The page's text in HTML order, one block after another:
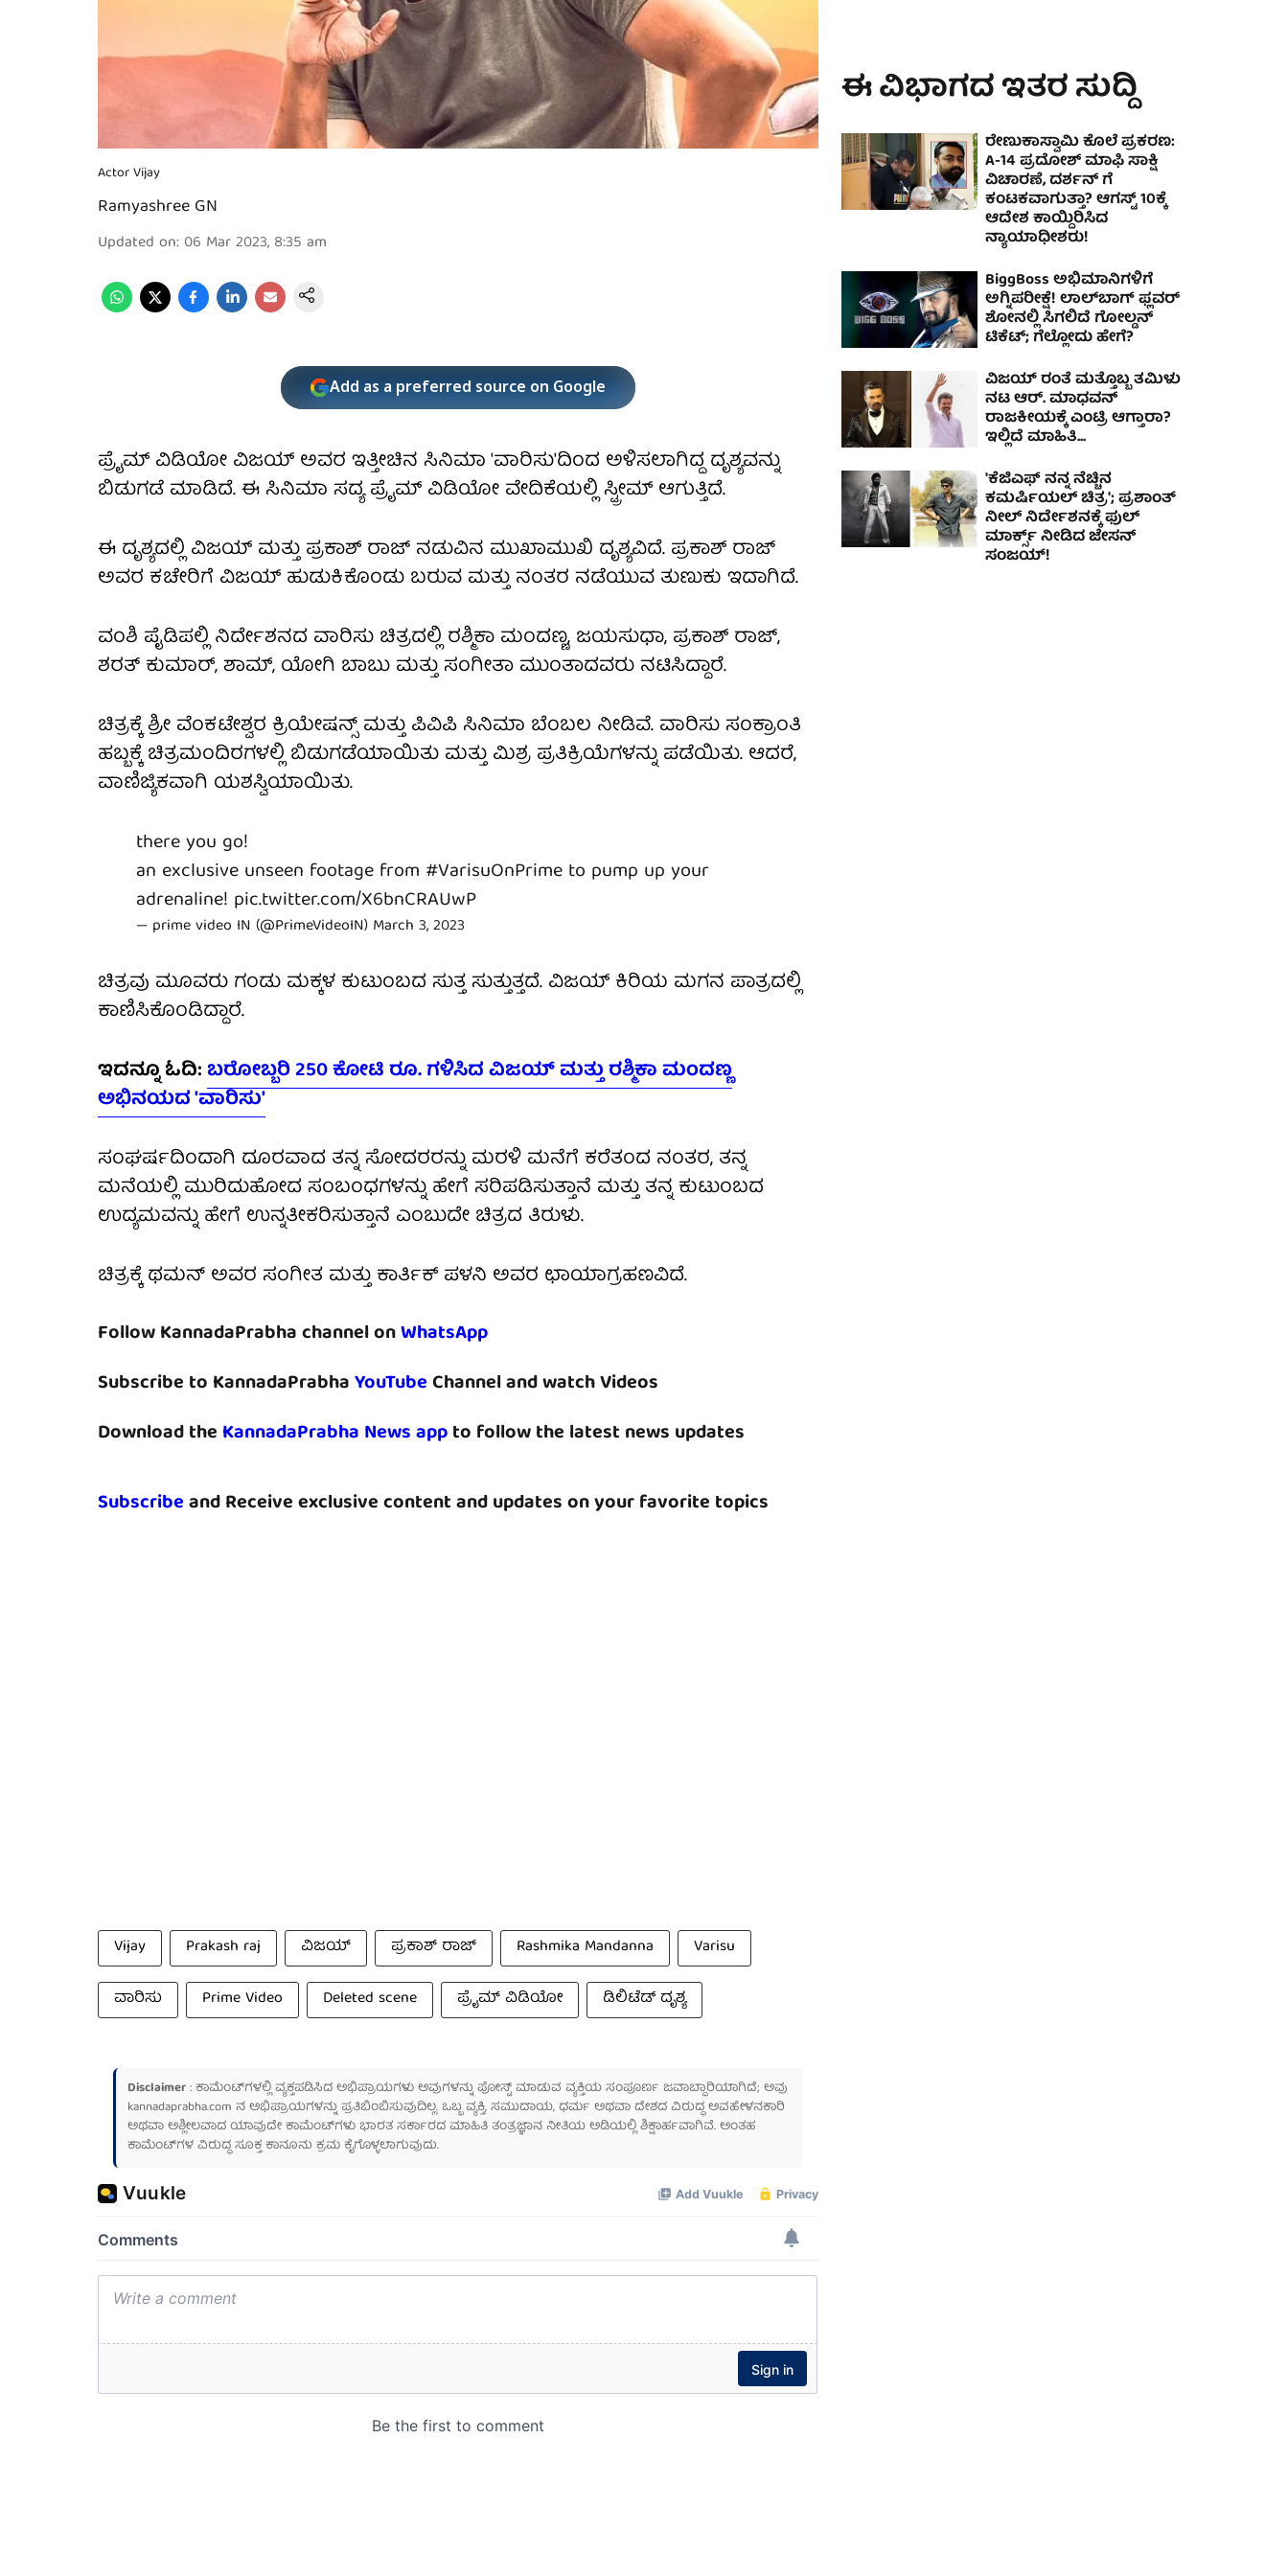
Actor Vijay
Ramyashree GN
Updated on: 06 Mar 2023, 8:35 am
Add as a preferred source on Google
ಪ್ರೈಮ್ ವಿಡಿಯೋ ವಿಜಯ್ ಅವರ ಇತ್ತೀಚಿನ ಸಿನಿಮಾ 'ವಾರಿಸು'ದಿಂದ ಅಳಿಸಲಾಗಿದ್ದ ದೃಶ್ಯವನ್ನು
ಬಿಡುಗಡೆ ಮಾಡಿದೆ. ಈ ಸಿನಿಮಾ ಸದ್ಯ ಪ್ರೈಮ್ ವಿಡಿಯೋ ವೇದಿಕೆಯಲ್ಲಿ ಸ್ಟ್ರೀಮ್ ಆಗುತ್ತಿದೆ.
ಈ ದೃಶ್ಯದಲ್ಲಿ ವಿಜಯ್ ಮತ್ತು ಪ್ರಕಾಶ್ ರಾಜ್ ನಡುವಿನ ಮುಖಾಮುಖಿ ದೃಶ್ಯವಿದೆ. ಪ್ರಕಾಶ್ ರಾಜ್
ಅವರ ಕಚೇರಿಗೆ ವಿಜಯ್ ಹುಡುಕಿಕೊಂಡು ಬರುವ ಮತ್ತು ನಂತರ ನಡೆಯುವ ತುಣುಕು ಇದಾಗಿದೆ.
ವಂಶಿ ಪೈಡಿಪಲ್ಲಿ ನಿರ್ದೇಶನದ ವಾರಿಸು ಚಿತ್ರದಲ್ಲಿ ರಶ್ಮಿಕಾ ಮಂದಣ್ಣ, ಜಯಸುಧಾ, ಪ್ರಕಾಶ್ ರಾಜ್,
ಶರತ್ ಕುಮಾರ್, ಶಾಮ್, ಯೋಗಿ ಬಾಬು ಮತ್ತು ಸಂಗೀತಾ ಮುಂತಾದವರು ನಟಿಸಿದ್ದಾರೆ.
ಚಿತ್ರಕ್ಕೆ ಶ್ರೀ ವೆಂಕಟೇಶ್ವರ ಕ್ರಿಯೇಷನ್ಸ್ ಮತ್ತು ಪಿವಿಪಿ ಸಿನಿಮಾ ಬೆಂಬಲ ನೀಡಿವೆ. ವಾರಿಸು ಸಂಕ್ರಾಂತಿ
ಹಬ್ಬಕ್ಕೆ ಚಿತ್ರಮಂದಿರಗಳಲ್ಲಿ ಬಿಡುಗಡೆಯಾಯಿತು ಮತ್ತು ಮಿಶ್ರ ಪ್ರತಿಕ್ರಿಯೆಗಳನ್ನು ಪಡೆಯಿತು. ಆದರೆ,
ವಾಣಿಜ್ಯಿಕವಾಗಿ ಯಶಸ್ವಿಯಾಯಿತು.
there you go!
an exclusive unseen footage from #VarisuOnPrime to pump up your
adrenaline! pic.twitter.com/X6bnCRAUwP
— prime video IN (@PrimeVideoIN) March 3, 2023
ಚಿತ್ರವು ಮೂವರು ಗಂಡು ಮಕ್ಕಳ ಕುಟುಂಬದ ಸುತ್ತ ಸುತ್ತುತ್ತದೆ. ವಿಜಯ್ ಕಿರಿಯ ಮಗನ ಪಾತ್ರದಲ್ಲಿ
ಕಾಣಿಸಿಕೊಂಡಿದ್ದಾರೆ.
ಇದನ್ನೂ ಓದಿ:ಬರೋಬ್ಬರಿ 250 ಕೋಟಿ ರೂ. ಗಳಿಸಿದ ವಿಜಯ್ ಮತ್ತು ರಶ್ಮಿಕಾ ಮಂದಣ್ಣ
ಅಭಿನಯದ 'ವಾರಿಸು'
ಸಂಘರ್ಷದಿಂದಾಗಿ ದೂರವಾದ ತನ್ನ ಸೋದರರನ್ನು ಮರಳಿ ಮನೆಗೆ ಕರೆತಂದ ನಂತರ, ತನ್ನ
ಮನೆಯಲ್ಲಿ ಮುರಿದುಹೋದ ಸಂಬಂಧಗಳನ್ನು ಹೇಗೆ ಸರಿಪಡಿಸುತ್ತಾನೆ ಮತ್ತು ತನ್ನ ಕುಟುಂಬದ
ಉದ್ಯಮವನ್ನು ಹೇಗೆ ಉನ್ನತೀಕರಿಸುತ್ತಾನೆ ಎಂಬುದೇ ಚಿತ್ರದ ತಿರುಳು.
ಚಿತ್ರಕ್ಕೆ ಥಮನ್ ಅವರ ಸಂಗೀತ ಮತ್ತು ಕಾರ್ತಿಕ್ ಪಳನಿ ಅವರ ಛಾಯಾಗ್ರಹಣವಿದೆ.
Follow KannadaPrabha channel onWhatsApp
Subscribe to KannadaPrabhaYouTubeChannel and watch Videos
Download the KannadaPrabha News appto follow the latest news updates
Subscribeand Receive exclusive content and updates on your favorite topics
Vijay Prakash raj ವಿಜಯ್ ಪ್ರಕಾಶ್ ರಾಜ್ Rashmika Mandanna
Varisu
ವಾರಿಸು
Prime Video Deleted scene ಪ್ರೈಮ್ ವಿಡಿಯೋ ಡಿಲಿಟೆಡ್ ದೃಶ್ಯ
Disclaimer: ಕಾಮೆಂಟ್‌ಗಳಲ್ಲಿ ವ್ಯಕ್ತಪಡಿಸಿದ ಅಭಿಪ್ರಾಯಗಳು ಅವುಗಳನ್ನು ಪೋಸ್ಟ್ ಮಾಡುವ ವ್ಯಕ್ತಿಯ ಸಂಪೂರ್ಣ ಜವಾಬ್ದಾರಿಯಾಗಿದೆ; ಅವು
kannadaprabha.com ನ ಅಭಿಪ್ರಾಯಗಳನ್ನು ಪ್ರತಿಬಿಂಬಿಸುವುದಿಲ್ಲ. ಒಬ್ಬ ವ್ಯಕ್ತಿ, ಸಮುದಾಯ, ಧರ್ಮ ಅಥವಾ ದೇಶದ ವಿರುದ್ಧ ಅವಹೇಳನಕಾರಿ
ಅಥವಾ ಅಶ್ಲೀಲವಾದ ಯಾವುದೇ ಕಾಮೆಂಟ್‌ಗಳು ಭಾರತ ಸರ್ಕಾರದ ಮಾಹಿತಿ ತಂತ್ರಜ್ಞಾನ ನೀತಿಯ ಅಡಿಯಲ್ಲಿ ಶಿಕ್ಷಾರ್ಹವಾಗಿವೆ. ಅಂತಹ
ಕಾಮೆಂಟ್‌ಗಳ ವಿರುದ್ಧ ಸೂಕ್ತ ಕಾನೂನು ಕ್ರಮ ಕೈಗೊಳ್ಳಲಾಗುವುದು.
ಈ ವಿಭಾಗದ ಇತರ ಸುದ್ದಿ
ರೇಣುಕಾಸ್ವಾಮಿ ಕೊಲೆ ಪ್ರಕರಣ:
A-14 ಪ್ರದೋಶ್ ಮಾಫಿ ಸಾಕ್ಷಿ
ವಿಚಾರಣೆ, ದರ್ಶನ್ ಗೆ
ಕಂಟಕವಾಗುತ್ತಾ? ಆಗಸ್ಟ್ 10ಕ್ಕೆ
ಆದೇಶ ಕಾಯ್ದಿರಿಸಿದ
ನ್ಯಾಯಾಧೀಶರು!
BiggBoss ಅಭಿಮಾನಿಗಳಿಗೆ
ಅಗ್ನಿಪರೀಕ್ಷೆ! ಲಾಲ್‌ಬಾಗ್ ಫ್ಲವರ್
ಶೋನಲ್ಲಿ ಸಿಗಲಿದೆ ಗೋಲ್ಡನ್
ಟಿಕೆಟ್; ಗೆಲ್ಲೋದು ಹೇಗೆ?
ವಿಜಯ್ ರಂತೆ ಮತ್ತೊಬ್ಬ ತಮಿಳು
ನಟ ಆರ್. ಮಾಧವನ್
ರಾಜಕೀಯಕ್ಕೆ ಎಂಟ್ರಿ ಆಗ್ತಾರಾ?
ಇಲ್ಲಿದೆ ಮಾಹಿತಿ...
'ಕೆಜಿಎಫ್ ನನ್ನ ನೆಚ್ಚಿನ
ಕಮರ್ಷಿಯಲ್ ಚಿತ್ರ'; ಪ್ರಶಾಂತ್
ನೀಲ್ ನಿರ್ದೇಶನಕ್ಕೆ ಫುಲ್
ಮಾರ್ಕ್ಸ್ ನೀಡಿದ ಜೇಸನ್
ಸಂಜಯ್!